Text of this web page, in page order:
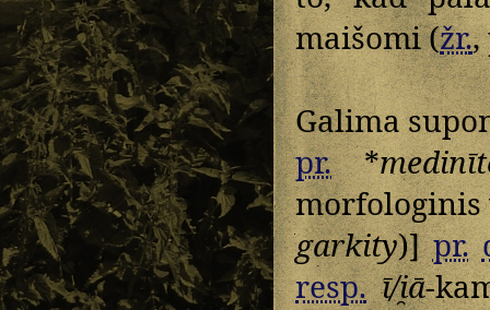
maišomi (žr.,
Galima
pr.*
garkity)]pr.
resp. ī/i̯ā-